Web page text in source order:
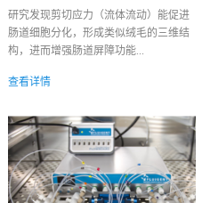
研究发现剪切应力（流体流动）能促进
肠道细胞分化，形成类似绒毛的三维结
构，进而增强肠道屏障功能...
查看详情